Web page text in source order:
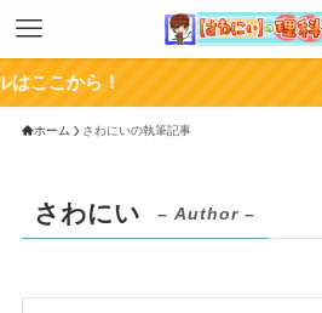
ら！
ホーム さわにいの執筆記事
さわにい – Author –